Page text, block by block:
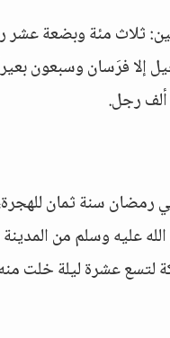
ثلاث مئة وبضعة عشر
إلا فرَسان وسبعون
رجل.
رمضان سنة ثمان
عليه وسلم من
عشرة ليلة خلت